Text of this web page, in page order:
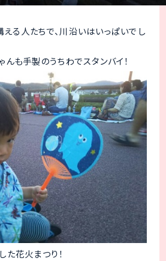
る人たちで、川沿いはいっぱいでし
んも手製のうちわでスタンバイ！
た花火まつり！